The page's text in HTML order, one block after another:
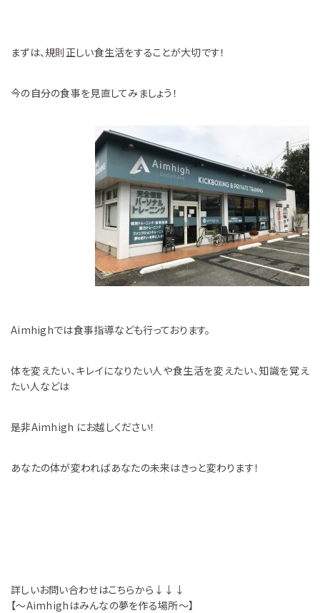
まずは、規則正しい食生活をすることが大切です！
今の自分の食事を見直してみましょう！
Aimhighでは食事指導なども行っております。
体を変えたい、キレイになりたい人や食生活を変えたい、知識を覚え
たい人などは
是非Aimhigh にお越しください！
あなたの体が変わればあなたの未来はきっと変わります！
詳しいお問い合わせはこちらから↓↓↓
【～Aimhighはみんなの夢を作る場所～】